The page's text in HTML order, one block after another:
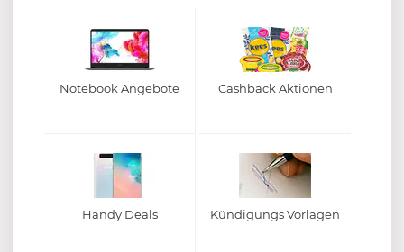
Notebook Angebote Cashback Aktionen
Handy Deals Kündigungs Vorlagen